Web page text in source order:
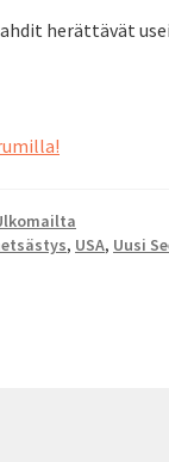
herättävät
, USA, Uusi